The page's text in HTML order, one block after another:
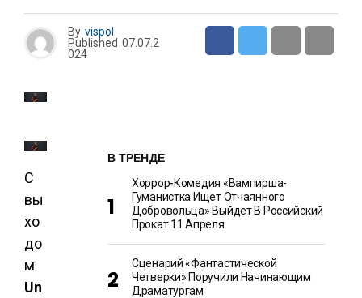
By vispol
Published 07.07.2
024
С
вы
хо
до
м
Un
В ТРЕНДЕ
Хоррор-Комедия «Вампирша-
Гуманистка Ищет Отчаянного
Добровольца» Выйдет В Российский
Прокат 11 Апреля
Сценарий «Фантастической
Четверки» Поручили Начинающим
Драматургам